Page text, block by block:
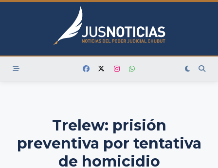
Skip
Trelew: prisión
preventiva por tentativa
de homicidio